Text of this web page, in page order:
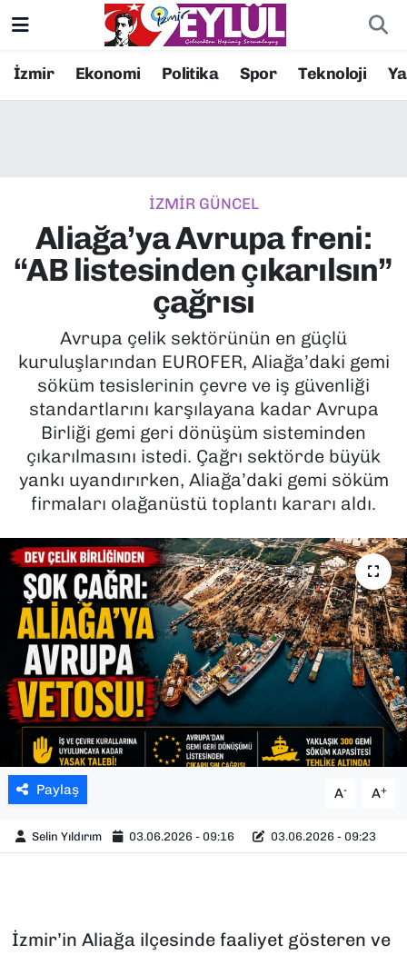
İzmir Ekonomi Politika Spor Teknoloji
İZMİR GÜNCEL
Aliağa’ya Avrupa freni:
“AB listesinden çıkarılsın”
çağrısı
Avrupa çelik sektörünün en güçlü
kuruluşlarından EUROFER, Aliağa’daki gemi
söküm tesislerinin çevre ve iş güvenliği
standartlarını karşılayana kadar Avrupa
Birliği gemi geri dönüşüm sisteminden
çıkarılmasını istedi. Çağrı sektörde büyük
yankı uyandırırken, Aliağa’daki gemi söküm
firmaları olağanüstü toplantı kararı aldı.
Paylaş A- A+
Selin Yıldırım 03.06.2026 - 09:16 03.06.2026 - 09:23
İzmir’in Aliağa ilçesinde faaliyet gösteren ve
Resmi İlanlar
EKONOMİ
KÜLTÜR SANAT
MAGAZİN
POLİTİKA
SAĞLIK
SPOR
YAŞAM
YEREL YÖNETİMLER
Konak Nöbetçi Eczaneler
Süper Lig Puan Durumu ve Fikstür
Tüm Manşetler
Son Dakika Haberleri
Haber Arşivi